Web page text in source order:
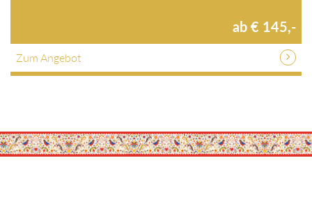
ab € 145,-
Zum Angebot